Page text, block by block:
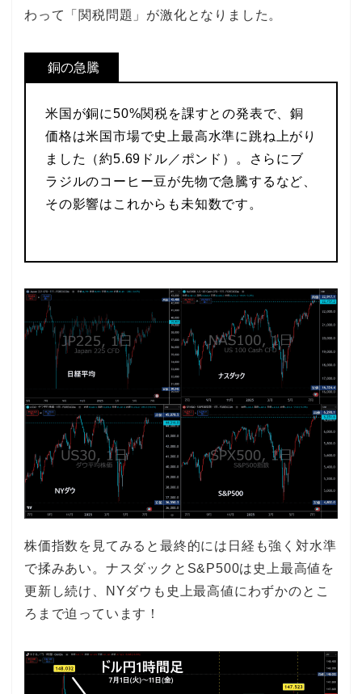
わって「関税問題」が激化となりました。
銅の急騰
米国が銅に50%関税を課すとの発表で、銅
価格は米国市場で史上最高水準に跳ね上がり
ました（約5.69ドル／ポンド）。さらにブ
ラジルのコーヒー豆が先物で急騰するなど、
その影響はこれからも未知数です。
株価指数を見てみると最終的には日経も強く対水準
で揉みあい。ナスダックとS&P500は史上最高値を
更新し続け、NYダウも史上最高値にわずかのとこ
ろまで迫っています！